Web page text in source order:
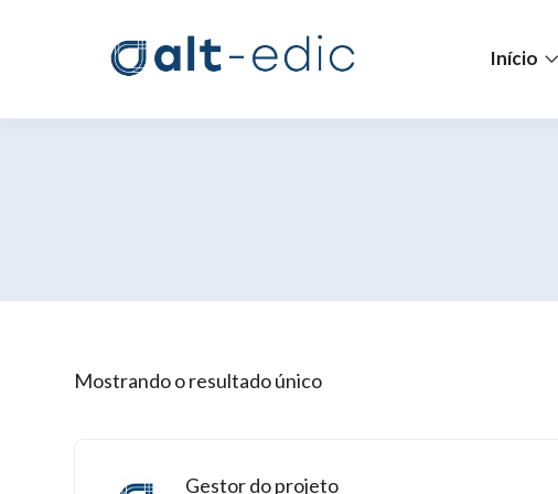
Início
Mostrando o resultado único
Gestor do projeto